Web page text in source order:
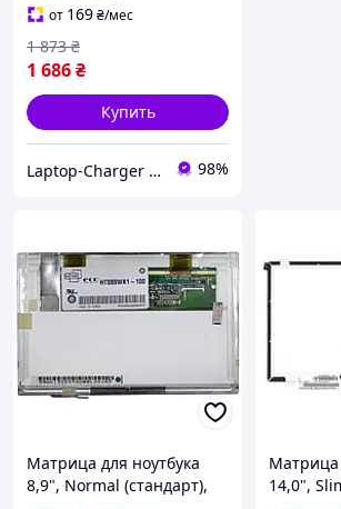
от 169₴/мес
1 686₴
1 873 ₴
Купить
Laptop-Charger - интернет магазин комплектующих к ноутбукам 98%
Матрица для ноутбука
8,9", Normal (стандарт),
Матрица
14,0",